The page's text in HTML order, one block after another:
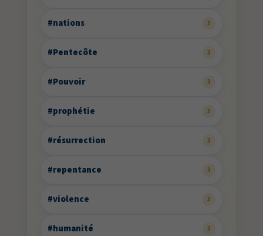
#nations 3
#Pentecôte 3
#Pouvoir 3
#prophétie 3
#résurrection 3
#repentance 3
#violence 3
#humanité 3